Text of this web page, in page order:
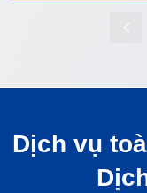
Dịch vụ